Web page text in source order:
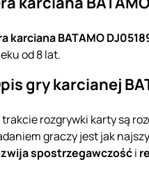
karciana BATAMO
od 8 lat.
gry karcianej
trakcie rozgrywki karty są
graczy jest jak
spostrzegawczośći